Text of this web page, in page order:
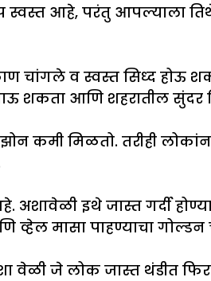
आहे, परंतु आपल्याला
चांगले व स्वस्त सिध्द होऊ
शकता आणि शहरातील
कमी मिळतो. तरीही
इथे जास्त गर्दी
मासा पाहण्याचा
वेळी जे लोक जास्त थंडीत